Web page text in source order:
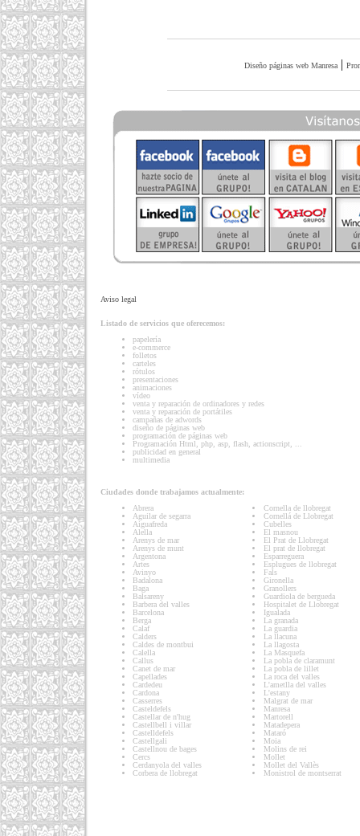
Diseño páginas web Manresa |
Aviso legal
Listado de servicios que oferecemos:
papelería
e-commerce
folletos
carteles
rótulos
presentaciones
animaciones
vídeo
venta y reparación de ordinadores y redes
venta y reparación de portátiles
campañas de adwords
diseño de páginas web
programación de páginas web
Programación Html, php, asp, flash, actionscript, ...
publicidad en general
multimedia
Ciudades donde trabajamos actualmente:
Abrera
Aguilar de segarra
Aiguafreda
Alella
Arenys de mar
Arenys de munt
Argentona
Artes
Avinyo
Badalona
Baga
Balsareny
Barbera del valles
Barcelona
Berga
Calaf
Calders
Caldes de montbui
Calella
Callus
Canet de mar
Capellades
Cardedeu
Cardona
Casserres
Casteldefels
Castellar de n'hug
Castellbell i villar
Castelldefels
Castellgali
Castellnou de bages
Cercs
Cerdanyola del valles
Corbera de llobregat
Cornella de llobregat
Cornellá de Llobregat
Cubelles
El masnou
El Prat de Llobregat
El prat de llobregat
Esparreguera
Esplugues de llobregat
Fals
Gironella
Granollers
Guardiola de bergueda
Hospitalet de Llobregat
Igualada
La granada
La guardia
La llacuna
La llagosta
La Masquefa
La pobla de claramunt
La pobla de lillet
La roca del valles
L'ametlla del valles
L'estany
Malgrat de mar
Manresa
Martorell
Matadepera
Mataró
Moia
Molins de rei
Mollet
Mollet del Vallès
Monistrol de montserrat